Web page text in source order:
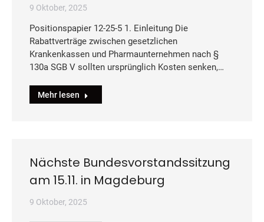
9 Oktober, 2025
Positionspapier 12-25-5 1. Einleitung Die
Rabattverträge zwischen gesetzlichen
Krankenkassen und Pharmaunternehmen nach §
130a SGB V sollten ursprünglich Kosten senken,…
Mehr lesen
Nächste Bundesvorstandssitzung
am 15.11. in Magdeburg
9 Oktober, 2025